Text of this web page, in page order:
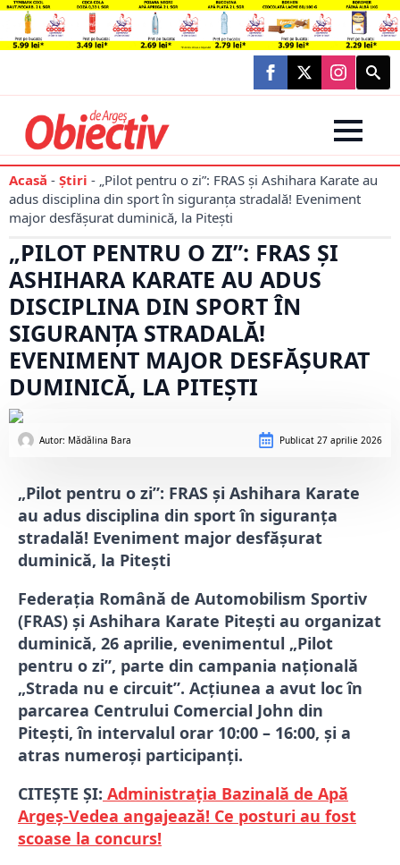
Search
for:
Acasă - Știri - „Pilot pentru o zi”: FRAS și Ashihara Karate au
adus disciplina din sport în siguranța stradală! Eveniment
major desfășurat duminică, la Pitești
„PILOT PENTRU O ZI”: FRAS ȘI
ASHIHARA KARATE AU ADUS
DISCIPLINA DIN SPORT ÎN
SIGURANȚA STRADALĂ!
EVENIMENT MAJOR DESFĂȘURAT
DUMINICĂ, LA PITEȘTI
Autor: Mădălina Bara Publicat 27 aprilie 2026
„Pilot pentru o zi”: FRAS și Ashihara Karate
au adus disciplina din sport în siguranța
stradală! Eveniment major desfășurat
duminică, la Pitești
Federația Română de Automobilism Sportiv
(FRAS) și Ashihara Karate Pitești au organizat
duminică, 26 aprilie, evenimentul „Pilot
pentru o zi”, parte din campania națională
„Strada nu e circuit”. Acțiunea a avut loc în
parcarea Centrului Comercial John din
Pitești, în intervalul orar 10:00 – 16:00, și a
atras numeroși participanți.
CITEȘTE ȘI: Administrația Bazinală de Apă
Argeș-Vedea angajează! Ce posturi au fost
scoase la concurs!